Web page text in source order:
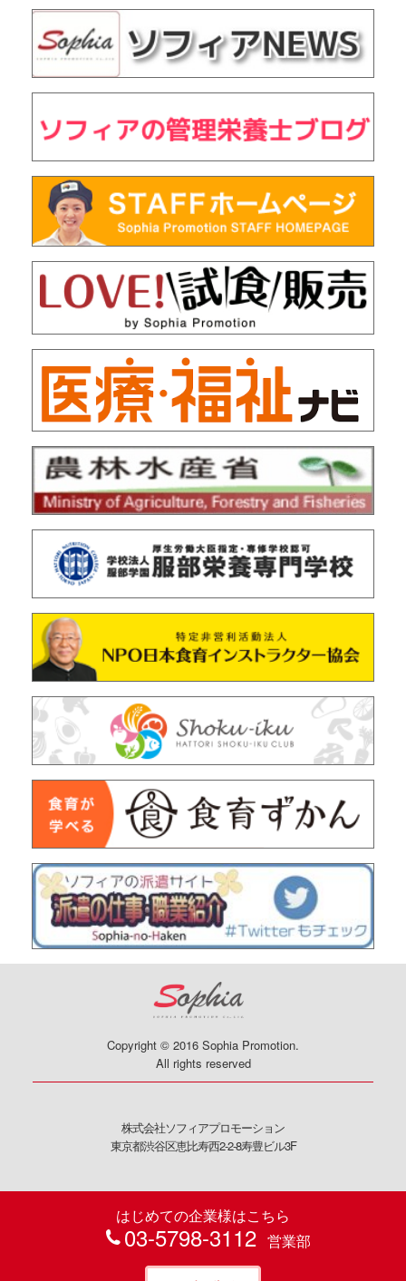
Copyright © 2016 Sophia Promotion.
All rights reserved
株式会社ソフィアプロモーション
東京都渋谷区恵比寿西2-2-8寿豊ビル3F
はじめての企業様はこちら
03-5798-3112 営業部